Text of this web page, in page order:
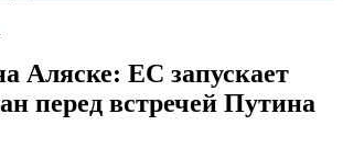
Аляске: ЕС запускает
перед встречей Путина